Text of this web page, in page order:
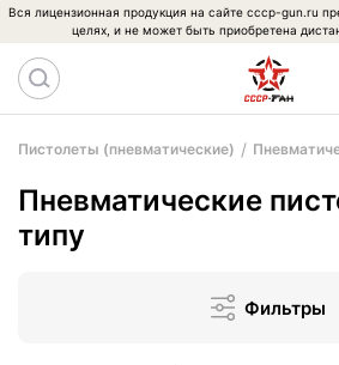
Вся лицензионная продукция на сайте cccp-gun.ru
целях, и не может быть приобретена
Пистолеты (пневматические)
Пневматические
типу
Фильтры